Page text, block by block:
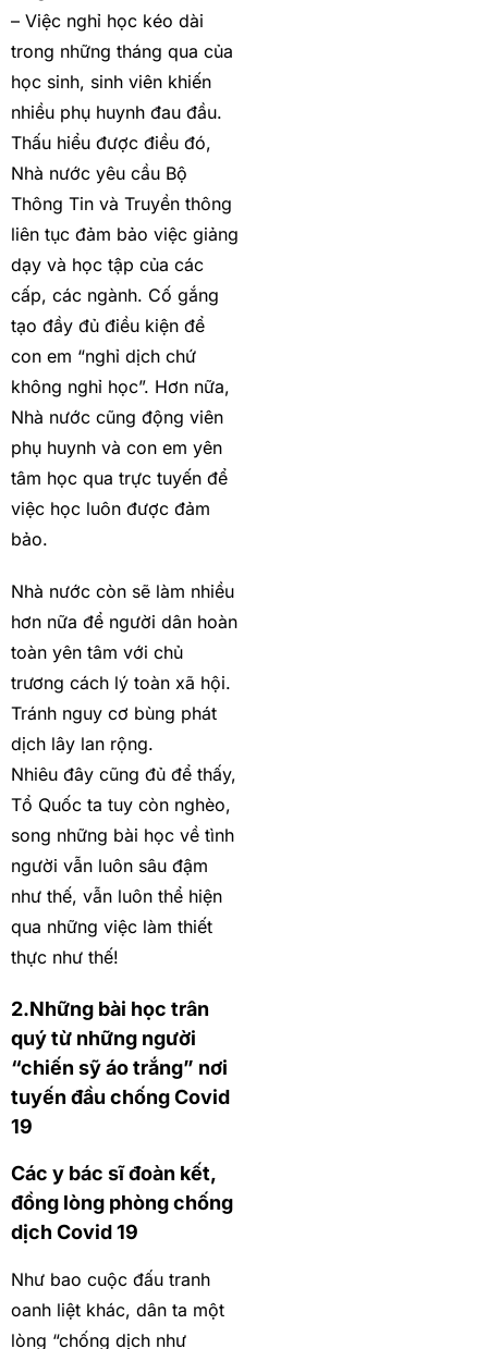
– Việc nghỉ học kéo dài
trong những tháng qua của
học sinh, sinh viên khiến
nhiều phụ huynh đau đầu.
Thấu hiểu được điều đó,
Nhà nước yêu cầu Bộ
Thông Tin và Truyền thông
liên tục đảm bảo việc giảng
dạy và học tập của các
cấp, các ngành. Cố gắng
tạo đầy đủ điều kiện để
con em “nghỉ dịch chứ
không nghỉ học”. Hơn nữa,
Nhà nước cũng động viên
phụ huynh và con em yên
tâm học qua trực tuyến để
việc học luôn được đảm
bảo.
Nhà nước còn sẽ làm nhiều
hơn nữa để người dân hoàn
toàn yên tâm với chủ
trương cách lý toàn xã hội.
Tránh nguy cơ bùng phát
dịch lây lan rộng.
Nhiêu đây cũng đủ để thấy,
Tổ Quốc ta tuy còn nghèo,
song những bài học về tình
người vẫn luôn sâu đậm
như thế, vẫn luôn thể hiện
qua những việc làm thiết
thực như thế!
2.Những bài học trân
quý từ những người
“chiến sỹ áo trắng” nơi
tuyến đầu chống Covid
19
Các y bác sĩ đoàn kết,
đồng lòng phòng chống
dịch Covid 19
Như bao cuộc đấu tranh
oanh liệt khác, dân ta một
lòng “chống dịch như